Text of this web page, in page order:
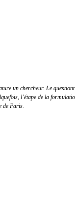
un chercheur. Le
l’étape de la
de Paris.